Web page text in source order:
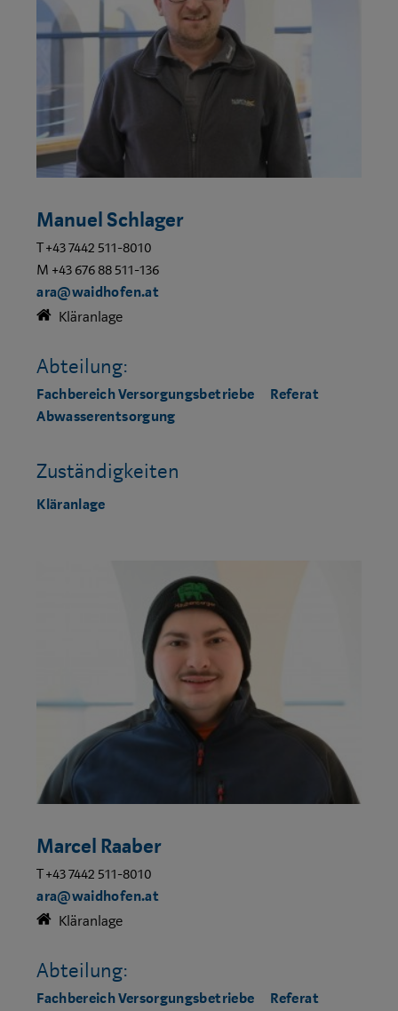
Manuel Schlager
T +43 7442 511-8010
M +43 676 88 511-136
ara@waidhofen.at
Kläranlage
Abteilung:
Fachbereich Versorgungsbetriebe
Referat
Abwasserentsorgung
Zuständigkeiten
Kläranlage
Marcel Raaber
T +43 7442 511-8010
ara@waidhofen.at
Kläranlage
Abteilung:
Fachbereich Versorgungsbetriebe
Referat